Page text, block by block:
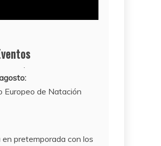
Europeo de Natación
2022-2023
en pretemporada con los